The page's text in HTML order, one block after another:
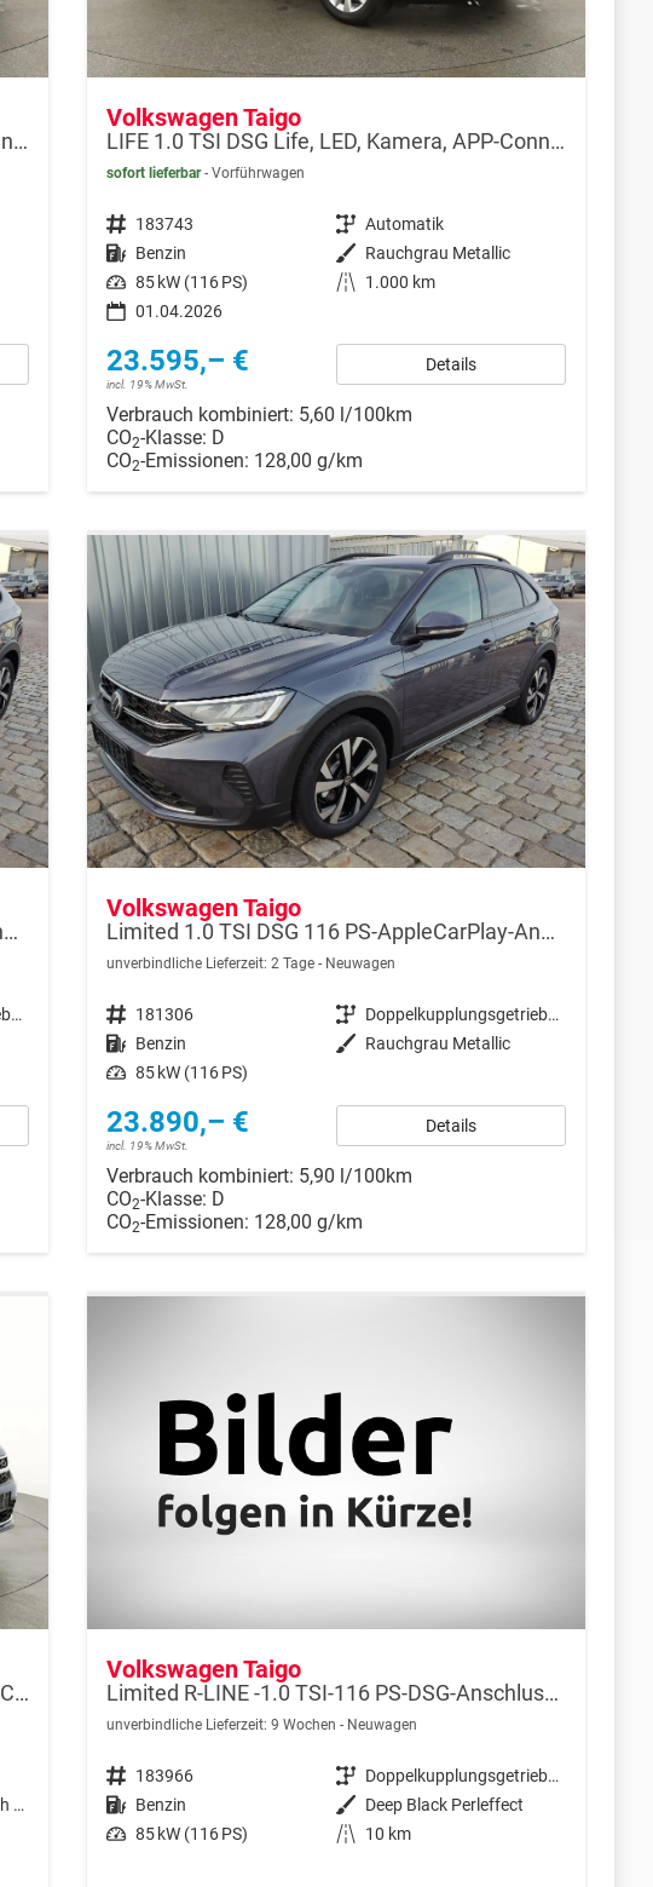
LIFE 1.0 TSI DSG Life, LED, Kamera, APP-Connect, Winter, 17-Zoll
Volkswagen Taigo
LIFE 1.0 TSI DSG Life, LED, Kamera, APP-Connect, Winter, 17-Zoll
sofort lieferbar Vorführwagen
Fahrzeugnr. 183743 Getriebe Automatik
Kraftstoff Benzin Außenfarbe Rauchgrau Metallic
Leistung 85 kW (116 PS) Kilometerstand
1.000 km
01.04.2026
23.595,– €
incl. 19% MwSt.
Details
Verbrauch kombiniert: 5,60 l/100km
CO2-Klasse: D
CO2-Emissionen: 128,00 g/km
Limited 1.0 TSI DSG 116 PS-AppleCarPlay-AndroidAuto-Keyless-2x PDC-Rückfahrkamera-Climatronic-LED-17''Alu-Sofort
Doppelkupplungsgetriebe (DSG)
Volkswagen Taigo
Limited 1.0 TSI DSG 116 PS-AppleCarPlay-AndroidAuto-Keyless-2x PDC-Rückfahrkamera-Climatronic-LED-17''Alu-Sofort
unverbindliche Lieferzeit: 2 Tage Neuwagen
Fahrzeugnr. 181306 Getriebe
Doppelkupplungsgetriebe (DSG)
Kraftstoff Benzin Außenfarbe Rauchgrau Metallic
Leistung 85 kW (116 PS)
23.890,– €
incl. 19% MwSt.
Details
Verbrauch kombiniert: 5,90 l/100km
CO2-Klasse: D
CO2-Emissionen: 128,00 g/km
Style 1.0 TSI DSG Style, IQ.Light, Kamera, ACC, Winter, 18-Zoll, 3 J.-Garantie
Reef Blue Metallic/ Dach Schwarz
Volkswagen Taigo
Limited R-LINE -1.0 TSI-116 PS-DSG-Anschlussgarantie-AppleCarPlay-AndroidAuto-Kessy GO-ACC-PDC2x-Kamera-Klimaautomatik-LED MATRIX-18"Alu
unverbindliche Lieferzeit: 9 Wochen Neuwagen
Fahrzeugnr. 183966 Getriebe
Doppelkupplungsgetriebe (DSG)
Kraftstoff Benzin Außenfarbe Deep Black Perleffect
Leistung 85 kW (116 PS) Kilometerstand 10 km